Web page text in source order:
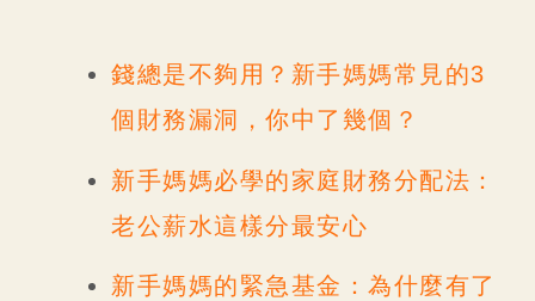
錢總是不夠用？新手媽媽常見的3
個財務漏洞，你中了幾個？
新手媽媽必學的家庭財務分配法：
老公薪水這樣分最安心
新手媽媽的緊急基金：為什麼有了